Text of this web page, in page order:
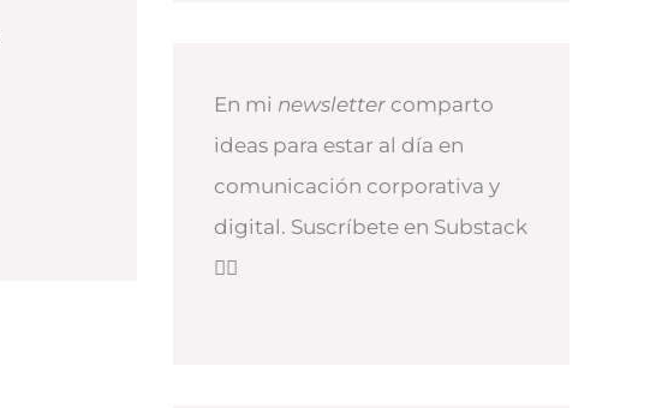
En mi newsletter comparto
ideas para estar al día en
comunicación corporativa y
digital. Suscríbete en Substack
👇🏻